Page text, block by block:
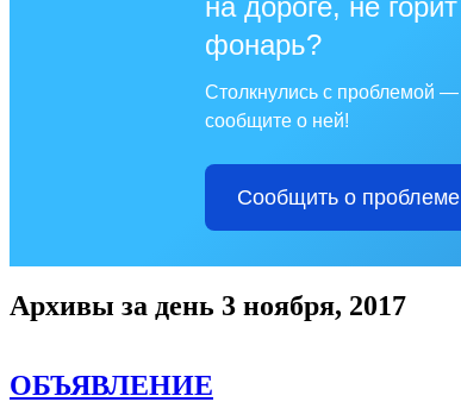
на дороге, не горит
фонарь?
Столкнулись с проблемой —
сообщите о ней!
Сообщить о проблеме
Архивы за день 3 ноября, 2017
ОБЪЯВЛЕНИЕ